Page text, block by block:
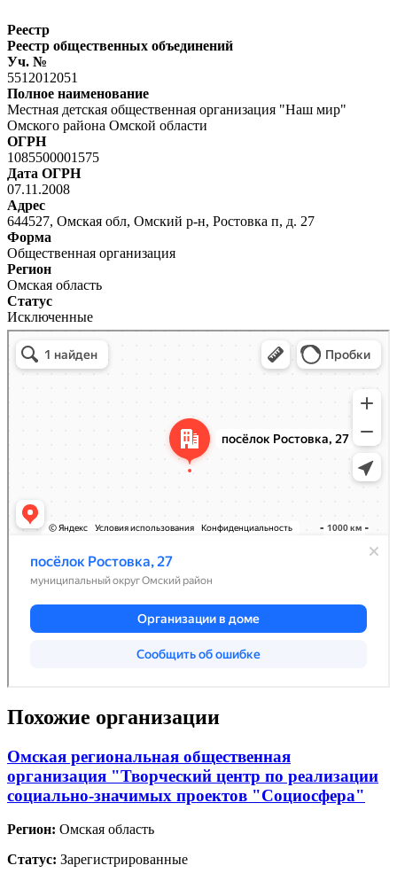
Реестр
Реестр общественных объединений
Уч. №
5512012051
Полное наименование
Местная детская общественная организация "Наш мир"
Омского района Омской области
ОГРН
1085500001575
Дата ОГРН
07.11.2008
Адрес
644527, Омская обл, Омский р-н, Ростовка п, д. 27
Форма
Общественная организация
Регион
Омская область
Статус
Исключенные
Похожие организации
Омская региональная общественная
организация "Творческий центр по реализации
социально-значимых проектов "Социосфера"
Регион: Омская область
Статус: Зарегистрированные